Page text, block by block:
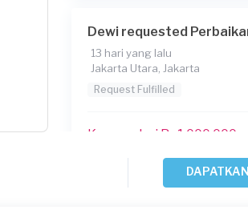
Dewi requested
13 hari yang lalu
Jakarta Utara, Jakarta
Request Fulfilled
Kurang dari Rp1.000.000
Irwan requested